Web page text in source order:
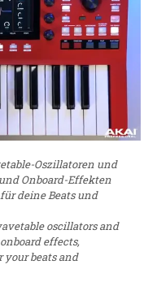
Oszillatoren und
Onboard-Effekten
deine Beats und
oscillators and
effects,
beats and